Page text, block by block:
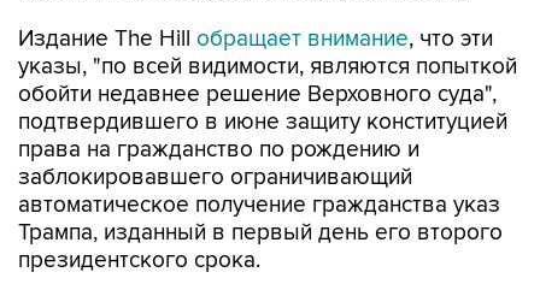
Издание The Hill обращает внимание, что эти
указы, "по всей видимости, являются попыткой
обойти недавнее решение Верховного суда",
подтвердившего в июне защиту конституцией
права на гражданство по рождению и
заблокировавшего ограничивающий
автоматическое получение гражданства указ
Трампа, изданный в первый день его второго
президентского срока.